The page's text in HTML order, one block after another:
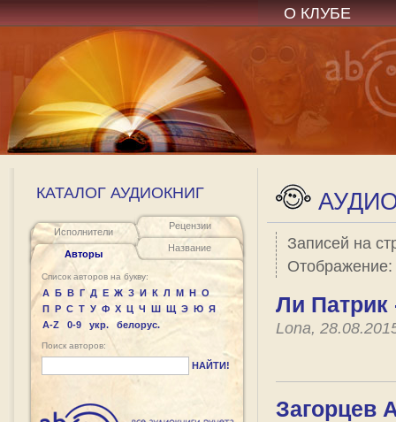
О КЛУБЕ
КАТАЛОГ АУДИОКНИГ
Исполнители
Авторы
Рецензии
Название
Список авторов на букву:
А Б В Г Д Е Ж З И К Л М Н О
П Р С Т У Ф Х Ц Ч Ш Щ Э Ю Я
A-Z
0-9 укр. белорус.
Поиск авторов:
НАЙТИ!
Записей на
Отображение:
Ли Патрик
Lona,
Загорцев